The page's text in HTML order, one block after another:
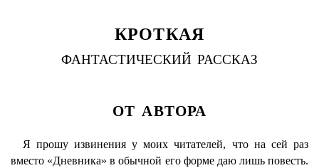
КРОТКАЯ
ФАНТАСТИЧЕСКИЙ РАССКАЗ
ОТ АВТОРА
Я прошу извинения у моих читателей, что на сей раз
вместо «Дневника» в обычной его форме даю лишь повесть.